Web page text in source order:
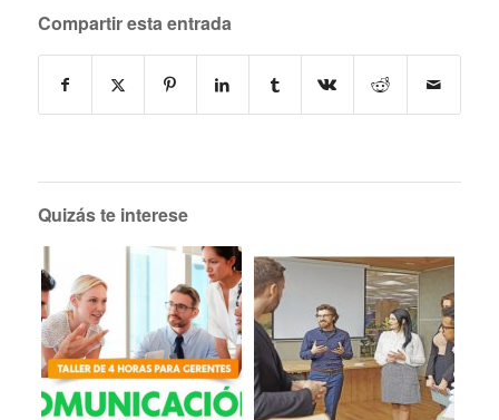
Compartir esta entrada
Quizás te interese